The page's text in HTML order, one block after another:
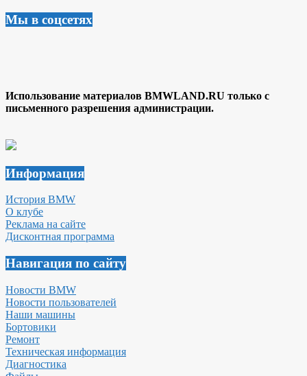
Мы в соцсетях
Использование материалов BMWLAND.RU только с
письменного разрешения администрации.
Информация
История BMW
О клубе
Реклама на сайте
Дисконтная программа
Навигация по сайту
Новости BMW
Новости пользователей
Наши машины
Бортовики
Ремонт
Техническая информация
Диагностика